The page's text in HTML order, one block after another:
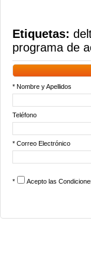
Etiquetas:
programa de
* Nombre y Apellidos
Teléfono
* Correo Electrónico
* Acepto las